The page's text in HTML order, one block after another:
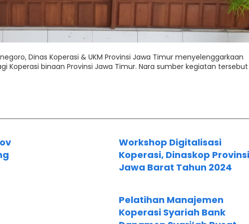
Dinas Koperasi & UKM Provinsi Jawa Timur menyelenggarkaan
Koperasi binaan Provinsi Jawa Timur. Nara sumber kegiatan tersebut
Workshop Digitalisasi
Koperasi, Dinaskop Provinsi
Jawa Barat Tahun 2024
Pelatihan Manajemen
Koperasi Syariah Bank